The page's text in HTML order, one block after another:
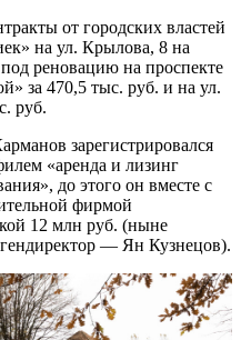
от городских властей
на ул. Крылова, 8 на
реновацию на проспекте
за 470,5 тыс. руб. и на ул.
руб.
зарегистрировался
«аренда и лизинг
до этого он вместе с
фирмой
12 млн руб. (ныне
— Ян Кузнецов).